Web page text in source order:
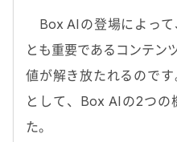
Box AIの登場によって
とも重要であるコンテン
値が解き放たれるので
として、Box AIの2つの
た。